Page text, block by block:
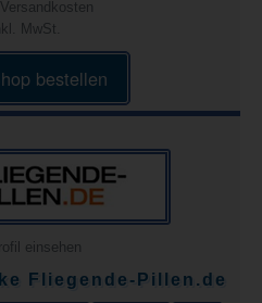
MwSt.
bestellen
einsehen
Fliegende-Pillen.de